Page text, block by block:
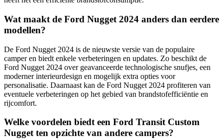
Wat maakt de Ford Nugget 2024 anders dan eerdere
modellen?
De Ford Nugget 2024 is de nieuwste versie van de populaire
camper en biedt enkele verbeteringen en updates. Zo beschikt de
Ford Nugget 2024 over geavanceerde technologische snufjes, een
moderner interieurdesign en mogelijk extra opties voor
personalisatie. Daarnaast kan de Ford Nugget 2024 profiteren van
eventuele verbeteringen op het gebied van brandstofefficiëntie en
rijcomfort.
Welke voordelen biedt een Ford Transit Custom
Nugget ten opzichte van andere campers?